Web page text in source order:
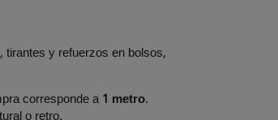
y refuerzos en bolsos,
corresponde a1 metro.